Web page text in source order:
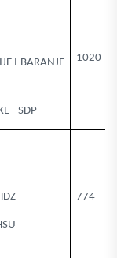
1020
I BARANJE
- SDP
774